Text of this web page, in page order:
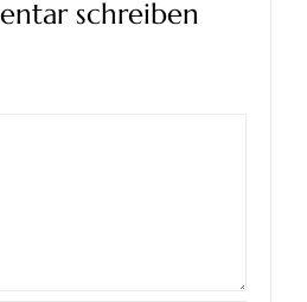
schreiben